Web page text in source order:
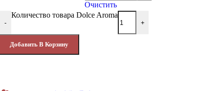
Очистить
-
Количество товара Dolce Aroma
+
Добавить В Корзину